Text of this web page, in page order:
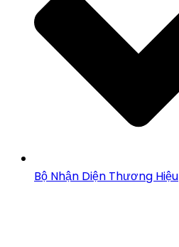
Bộ Nhận Diện Thương Hiệu